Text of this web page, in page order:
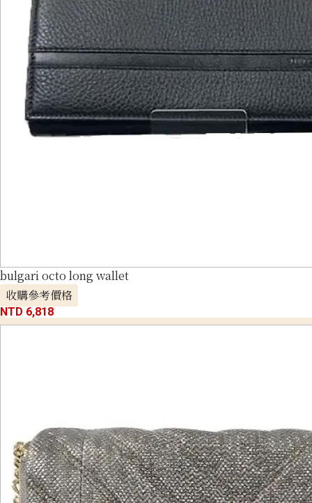
bulgari octo long wallet
收購參考價格
NTD 6,818